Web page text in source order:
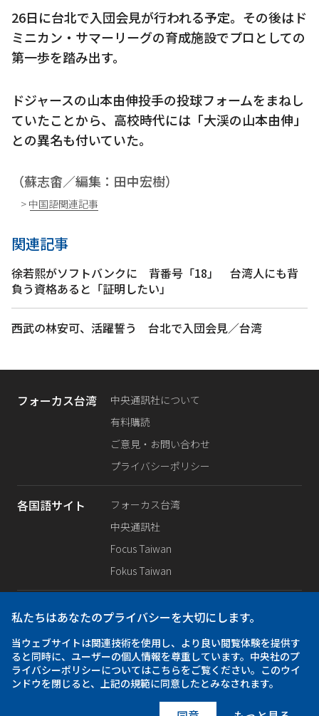
26日に台北で入団会見が行われる予定。その後はド
ミニカン・サマーリーグの育成施設でプロとしての
第一歩を踏み出す。
ドジャースの山本由伸投手の投球フォームをまねし
ていたことから、高校時代には「大渓の山本由伸」
との異名も付いていた。
（蘇志畬／編集：田中宏樹）
> 中国語関連記事
関連記事
徐若熙がソフトバンクに 背番号「18」 台湾人にも背
負う資格あると「証明したい」
西武の林安可、活躍誓う 台北で入団会見／台湾
フォーカス台湾
中央通訊社について
有料購読
ご意見・お問い合わせ
プライバシーポリシー
各国語サイト
フォーカス台湾
中央通訊社
Focus Taiwan
Fokus Taiwan
SNS公式
Facebook
Instagram
アプリ
iOS
私たちはあなたのプライバシーを大切にします。
当ウェブサイトは関連技術を使用し、より良い閲覧体験を提供す
ると同時に、ユーザーの個人情報を尊重しています。中央社のプ
ライバシーポリシーについてはこちらをご覧ください。このウイ
ンドウを閉じると、上記の規範に同意したとみなされます。